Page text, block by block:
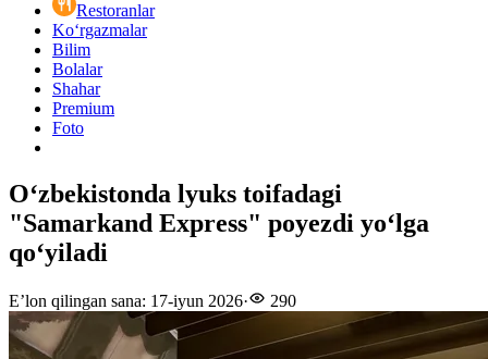
Restoranlar
Ko‘rgazmalar
Bilim
Bolalar
Shahar
Premium
Foto
O‘zbekistonda lyuks toifadagi
"Samarkand Express" poyezdi yo‘lga
qo‘yiladi
E’lon qilingan sana: 17-iyun 2026· 290